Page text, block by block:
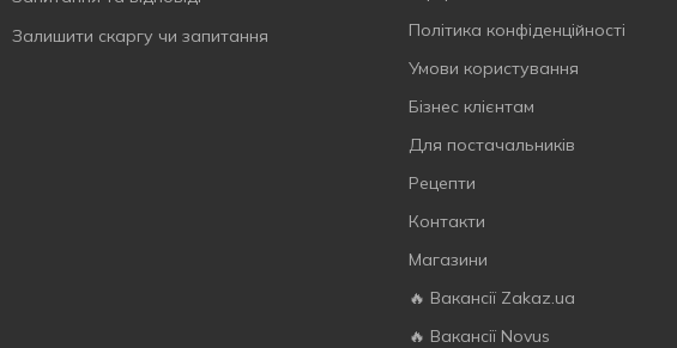
Залишити скаргу чи запитання
Політика конфіденційності
Умови користування
Бізнес клієнтам
Для постачальників
Рецепти
Контакти
Магазини
🔥 Вакансії Zakaz.ua
🔥 Вакансії Novus